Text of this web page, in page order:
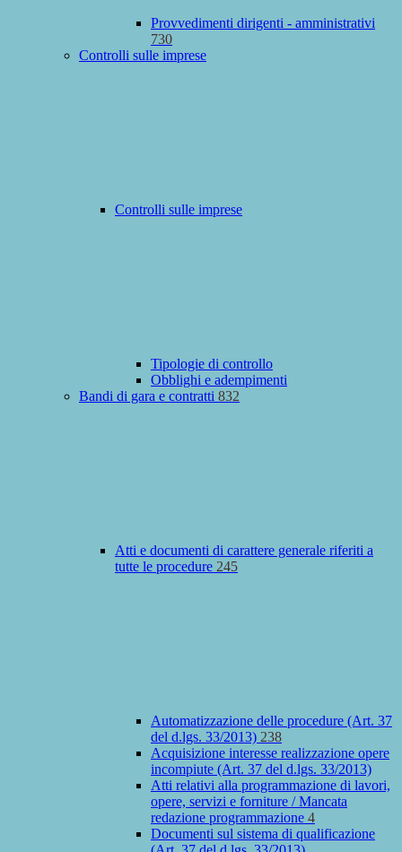
Provvedimenti dirigenti - amministrativi
730
Controlli sulle imprese
Controlli sulle imprese
Tipologie di controllo
Obblighi e adempimenti
Bandi di gara e contratti 832
Atti e documenti di carattere generale riferiti a
tutte le procedure 245
Automatizzazione delle procedure (Art. 37
del d.lgs. 33/2013) 238
Acquisizione interesse realizzazione opere
incompiute (Art. 37 del d.lgs. 33/2013)
Atti relativi alla programmazione di lavori,
opere, servizi e forniture / Mancata
redazione programmazione 4
Documenti sul sistema di qualificazione